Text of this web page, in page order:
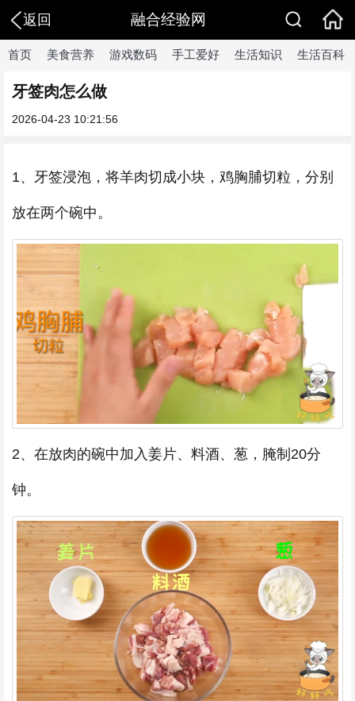
返回 融合经验网
首页 美食营养 游戏数码 手工爱好 生活知识 生活百科
牙签肉怎么做
2026-04-23 10:21:56
1、牙签浸泡，将羊肉切成小块，鸡胸脯切粒，分别
放在两个碗中。
2、在放肉的碗中加入姜片、料酒、葱，腌制20分
钟。